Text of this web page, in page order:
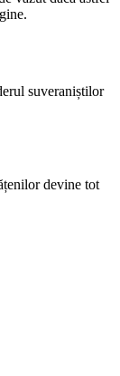
suveraniștilor
devine tot